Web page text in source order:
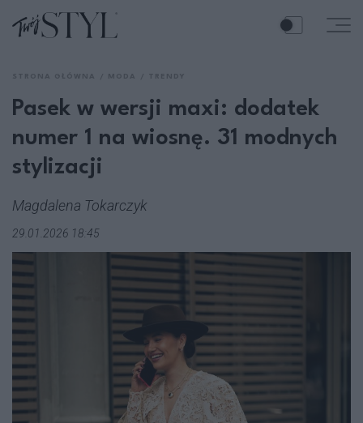
Pasek w wersji maxi: dodatek
numer 1 na wiosnę. 31 modnych
stylizacji
Magdalena Tokarczyk
29.01.2026 18:45